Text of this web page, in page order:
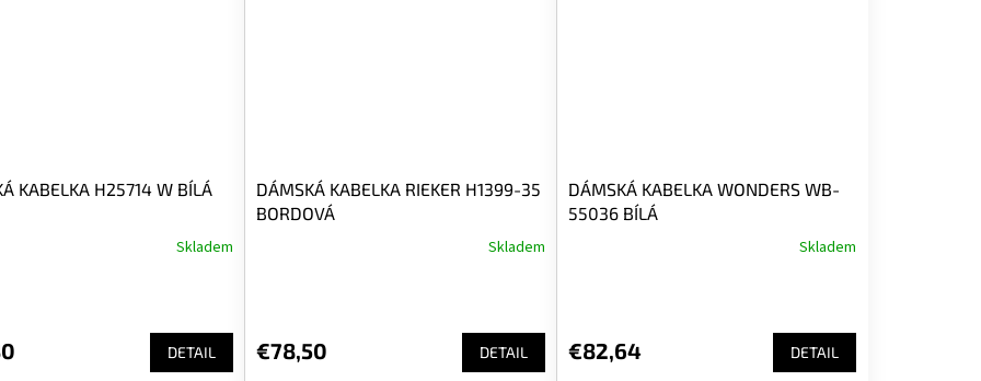
KABELKA H25714 W BÍLÁ
Skladem
DETAIL
DÁMSKÁ KABELKA RIEKER H1399-35
BORDOVÁ
Skladem
€78,50 DETAIL
DÁMSKÁ KABELKA WONDERS WB-
55036 BÍLÁ
Skladem
€82,64 DETAIL